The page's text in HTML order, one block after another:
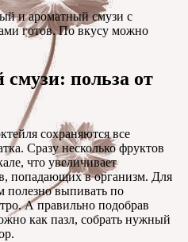
и ароматный смузи с
готов. По вкусу можно
польза от
сохраняются все
Сразу несколько фруктов
что увеличивает
попадающих в организм. Для
полезно выпивать по
А правильно подобрав
как пазл, собрать нужный